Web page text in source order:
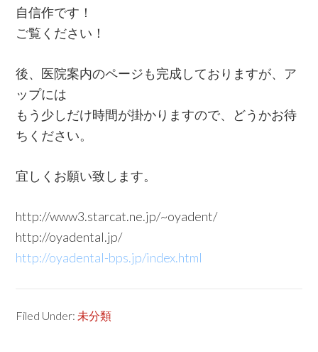
自信作です！
ご覧ください！
後、医院案内のページも完成しておりますが、ア
ップには
もう少しだけ時間が掛かりますので、どうかお待
ちください。
宜しくお願い致します。
http://www3.starcat.ne.jp/~oyadent/
http://oyadental.jp/
http://oyadental-bps.jp/index.html
Filed Under: 未分類